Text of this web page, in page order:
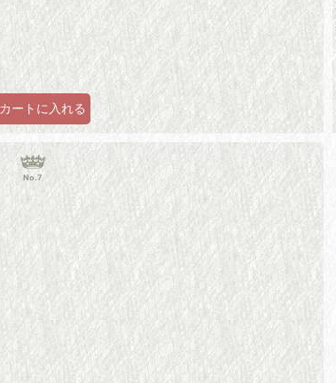
カートに入れる
No.7